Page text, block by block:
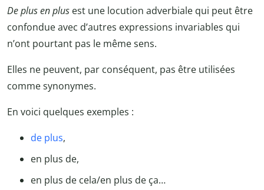
De plus en plus est une locution adverbiale qui peut être
confondue avec d’autres expressions invariables qui
n’ont pourtant pas le même sens.
Elles ne peuvent, par conséquent, pas être utilisées
comme synonymes.
En voici quelques exemples :
de plus,
en plus de,
en plus de cela/en plus de ça…